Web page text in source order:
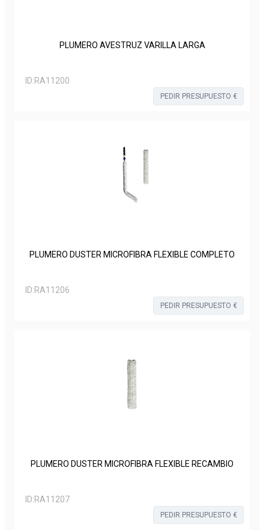
PLUMERO AVESTRUZ VARILLA LARGA
ID:RA11200
PEDIR PRESUPUESTO €
PLUMERO DUSTER MICROFIBRA FLEXIBLE COMPLETO
ID:RA11206
PEDIR PRESUPUESTO €
PLUMERO DUSTER MICROFIBRA FLEXIBLE RECAMBIO
ID:RA11207
PEDIR PRESUPUESTO €